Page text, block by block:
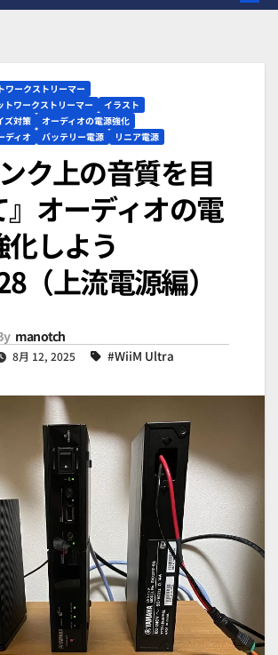
ワークストリーマー
トワークストリーマー
イラスト
ズ対策
オーディオの電源強化
ディオ
バッテリー電源 リニア電源
ンク上の音質を目
オーディオの電
しよう
（上流電源編）
manotch
8月 12, 2025 #WiiM Ultra